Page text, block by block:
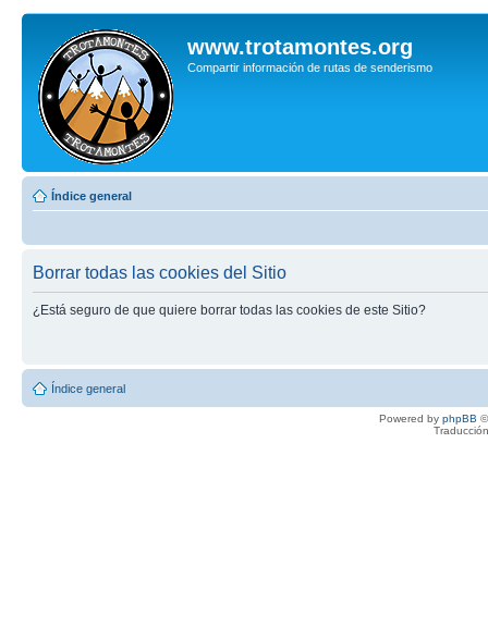
www.trotamontes.org
Compartir información de rutas de senderismo
Índice general
Borrar todas las cookies del Sitio
¿Está seguro de que quiere borrar todas las cookies de este Sitio?
Índice general
Powered by phpBB